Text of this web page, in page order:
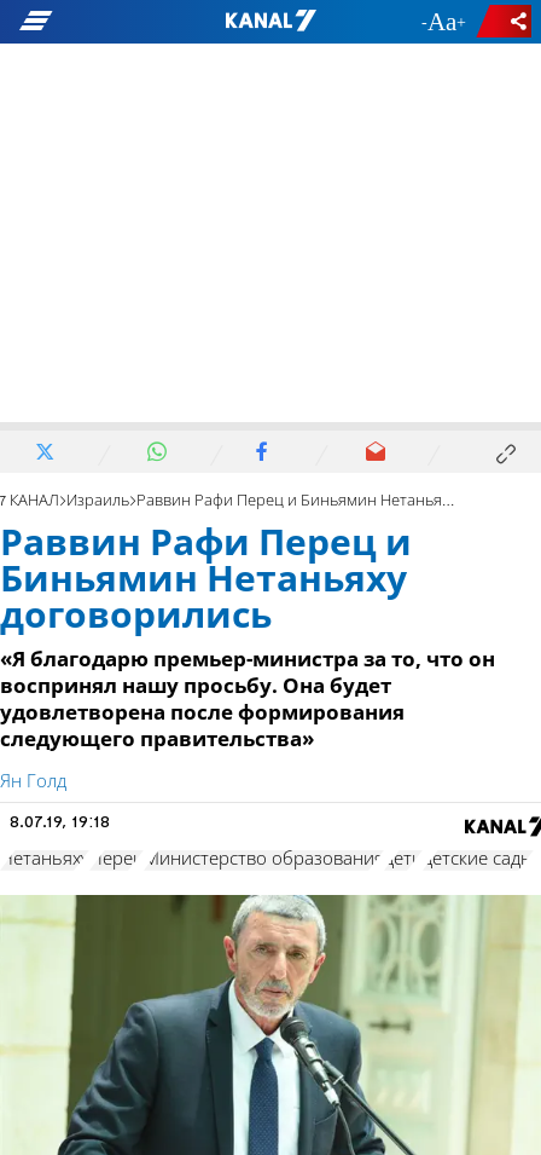
- +
7 КАНАЛ Израиль Раввин Рафи Перец и Биньямин Нетаньяху договорились
Раввин Рафи Перец и
Биньямин Нетаньяху
договорились
«Я благодарю премьер-министра за то, что он
воспринял нашу просьбу. Она будет
удовлетворена после формирования
следующего правительства»
Ян Голд
8.07.19, 19:18
Нетаньяху Перец Министерство образования дети детские сады